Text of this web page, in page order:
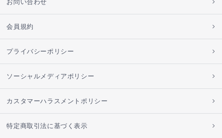
お問い合わせ
会員規約
プライバシーポリシー
ソーシャルメディアポリシー
カスタマーハラスメントポリシー
特定商取引法に基づく表示